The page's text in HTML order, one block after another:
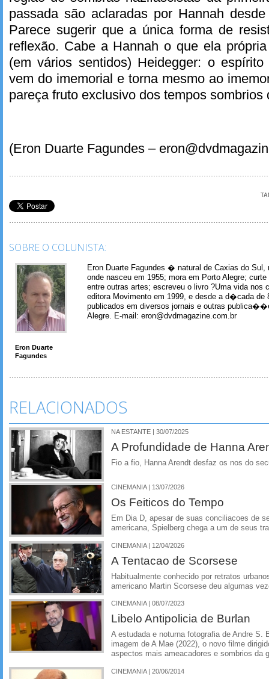
passada são aclaradas por Hannah
Parece sugerir que a única forma de
reflexão. Cabe a Hannah o que ela
(em vários sentidos) Heidegger: o
vem do imemorial e torna mesmo ao
pareça fruto exclusivo dos tempos sombrios
(Eron Duarte Fagundes –
SOBRE O COLUNISTA:
Eron Duarte
Fagundes
Eron Duarte Fagundes � natural de Caxias do Sul,
onde nasceu em 1955; mora em Porto Alegre;
entre outras artes; escreveu o livro ?Uma vida nos
editora Movimento em 1999, e desde a d�cada de
publicados em diversos jornais e outras
Alegre. E-mail: eron@dvdmagazine.com.br
RELACIONADOS
NA ESTANTE | 30/07/2025
A Profundidade de Hanna
Fio a fio, Hanna Arendt desfaz os nos do
CINEMANIA | 13/07/2026
Os Feiticos do Tempo
Em Dia D, apesar de suas conciliacoes de
americana, Spielberg chega a um de seus
CINEMANIA | 12/04/2026
A Tentacao de Scorsese
Habitualmente conhecido por retratos
americano Martin Scorsese deu algumas
CINEMANIA | 08/07/2023
Libelo Antipolicia de Burlan
A estudada e noturna fotografia de Andre S.
imagem de A Mae (2022), o novo filme
aspectos mais ameacadores e sombrios da
CINEMANIA | 20/06/2014